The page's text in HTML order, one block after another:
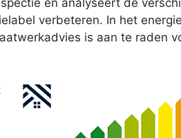
en analyseert de
verbeteren. In het
is aan te raden